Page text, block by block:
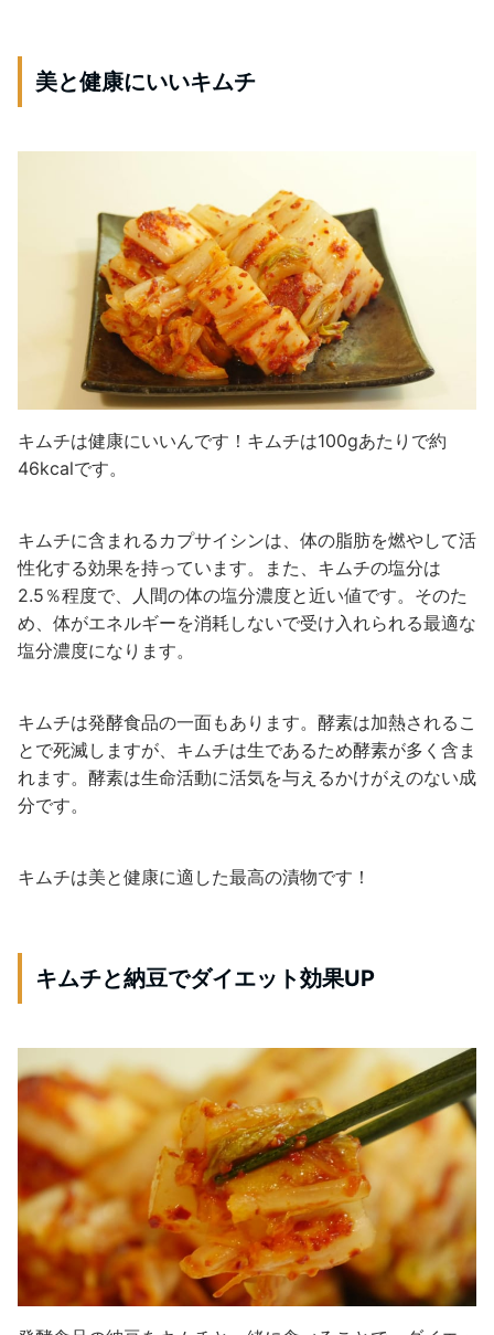
美と健康にいいキムチ
キムチは健康にいいんです！キムチは100gあたりで約
46kcalです。
キムチに含まれるカプサイシンは、体の脂肪を燃やして活
性化する効果を持っています。また、キムチの塩分は
2.5％程度で、人間の体の塩分濃度と近い値です。そのた
め、体がエネルギーを消耗しないで受け入れられる最適な
塩分濃度になります。
キムチは発酵食品の一面もあります。酵素は加熱されるこ
とで死滅しますが、キムチは生であるため酵素が多く含ま
れます。酵素は生命活動に活気を与えるかけがえのない成
分です。
キムチは美と健康に適した最高の漬物です！
キムチと納豆でダイエット効果UP